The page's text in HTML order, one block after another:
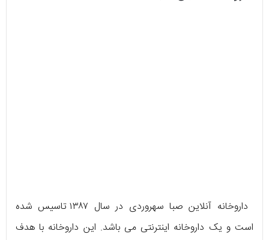
داروخانه آنلاین صبا سهروردی در سال ۱۳۸۷ تاسیس شده
است و یک داروخانه اینترنتی می ‌باشد. این داروخانه با هدف